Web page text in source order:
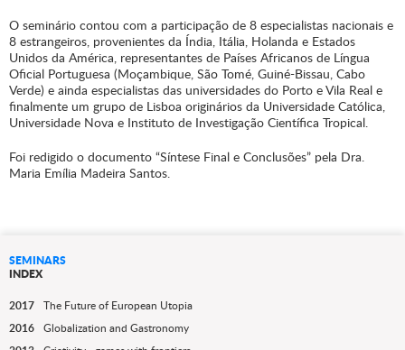
O seminário contou com a participação de 8 especialistas nacionais e
8 estrangeiros, provenientes da Índia, Itália, Holanda e Estados
Unidos da América, representantes de Países Africanos de Língua
Oficial Portuguesa (Moçambique, São Tomé, Guiné-Bissau, Cabo
Verde) e ainda especialistas das universidades do Porto e Vila Real e
finalmente um grupo de Lisboa originários da Universidade Católica,
Universidade Nova e Instituto de Investigação Científica Tropical.
Foi redigido o documento “Síntese Final e Conclusões” pela Dra.
Maria Emília Madeira Santos.
SEMINARS
INDEX
2017 The Future of European Utopia
2016 Globalization and Gastronomy